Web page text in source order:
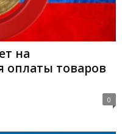
на
оплаты товаров
0